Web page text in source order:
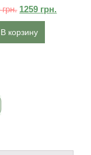
грн. 1259 грн.
В корзину